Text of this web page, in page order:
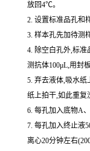
放回4℃。
2. 设置标准品孔和
3. 样本孔先加待测
4. 除空白孔外,标
测抗体100μL,用封
5. 弃去液体,吸水纸
纸上拍干,如此重复
6. 每孔加入底物A
7. 每孔加入终止液
离心20分钟左右